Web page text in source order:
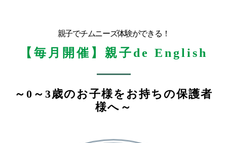
親子でチムニーズ体験ができる！
【毎月開催】親子de English
～0～3歳のお子様をお持ちの保護者
様へ～